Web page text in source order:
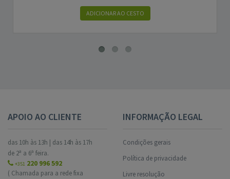
ADICIONAR AO CESTO
APOIO AO CLIENTE
das 10h às 13h | das 14h às 17h
de 2ª a 6ª feira.
+351 220 996 592
( Chamada para a rede fixa
INFORMAÇÃO LEGAL
Condições gerais
Política de privacidade
Livre resolução